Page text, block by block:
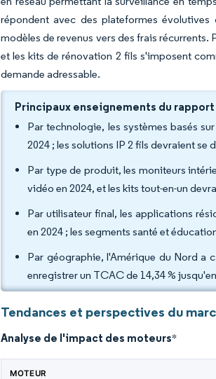
répondent avec des plateformes
modèles de revenus vers des frais
et les kits de rénovation 2 fils s'imposent
demande adressable.
Principaux enseignements du rapport
Par technologie, les systèmes basés
2024 ; les solutions IP 2 fils devraient se
Par type de produit, les moniteurs
vidéo en 2024, et les kits tout-en-un
Par utilisateur final, les applications
en 2024 ; les segments santé et
Par géographie, l'Amérique du Nord a
enregistrer un TCAC de 14,34 %
Tendances et perspectives du
Analyse de l'impact des moteurs*
MOTEUR